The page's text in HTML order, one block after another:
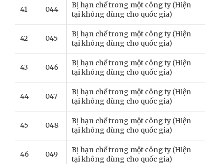
41 044
Bị hạn chế trong một công ty (Hiện
tại không dùng cho quốc gia)
42 045
Bị hạn chế trong một công ty (Hiện
tại không dùng cho quốc gia)
43 046
Bị hạn chế trong một công ty (Hiện
tại không dùng cho quốc gia)
44 047
Bị hạn chế trong một công ty (Hiện
tại không dùng cho quốc gia)
45 048
Bị hạn chế trong một công ty (Hiện
tại không dùng cho quốc gia)
46 049
Bị hạn chế trong một công ty (Hiện
tại không dùng cho quốc gia)